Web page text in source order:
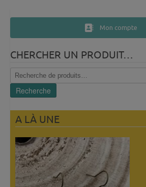
Mon compte
CHERCHER UN PRODUIT…
Recherche
pour :
Recherche
A LÀ UNE